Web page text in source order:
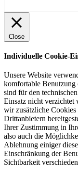
Close
Individuelle Cookie-
Unsere Website
komfortable Benutzung
sind für den
Einsatz nicht verzichtet
wir zusätzliche
Drittanbietern
Ihrer Zustimmung in
also auch die
Ablehnung einiger
Einschränkung der
Sichtbarkeit